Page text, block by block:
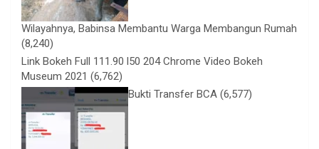
Wilayahnya, Babinsa Membantu Warga Membangun Rumah
(8,240)
Link Bokeh Full 111.90 l50 204 Chrome Video Bokeh
Museum 2021 (6,762)
Bukti Transfer BCA (6,577)